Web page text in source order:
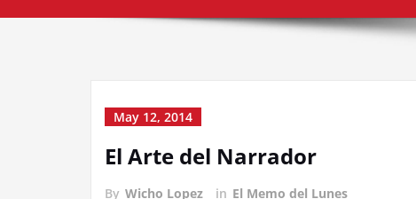
May 12, 2014
El Arte del Narrador
By Wicho Lopez in El Memo del Lunes